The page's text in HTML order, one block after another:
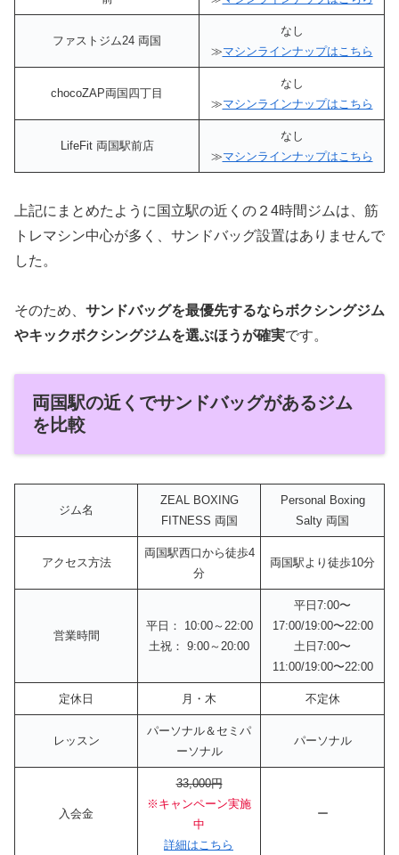
ファストジム24 両国
なし
≫マシンラインナップはこちら
chocoZAP両国四丁目
なし
≫マシンラインナップはこちら
LifeFit 両国駅前店
なし
≫マシンラインナップはこちら
上記にまとめたように国立駅の近くの２4時間ジムは、筋
トレマシン中心が多く、サンドバッグ設置はありませんで
した。
そのため、 サンドバッグを最優先するならボクシングジム
やキックボクシングジムを選ぶほうが確実です。
両国駅の近くでサンドバッグがあるジム
を比較
ジム名
ZEAL BOXING
FITNESS 両国
Personal Boxing
Salty 両国
アクセス方法
両国駅西口から徒歩4
分
両国駅より徒歩10分
営業時間
平日： 10:00～22:00
土祝： 9:00～20:00
平日7:00〜
17:00/19:00〜22:00
土日7:00〜
11:00/19:00〜22:00
定休日 月・木 不定休
レッスン
パーソナル＆セミパ
ーソナル
パーソナル
入会金
33,000円
※キャンペーン実施
中
詳細はこちら
ー